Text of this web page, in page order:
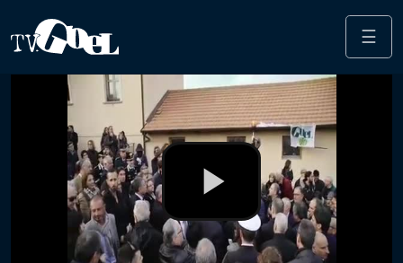
Salta al contenuto principale
☰
Play